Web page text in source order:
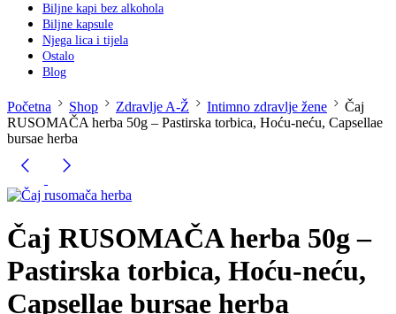
Biljne kapi bez alkohola
Biljne kapsule
Njega lica i tijela
Ostalo
Blog
Početna Shop Zdravlje A-Ž Intimno zdravlje žene
Čaj
RUSOMAČA herba 50g – Pastirska torbica, Hoću-neću, Capsellae
bursae herba
Čaj RUSOMAČA herba 50g –
Pastirska torbica, Hoću-neću,
Capsellae bursae herba